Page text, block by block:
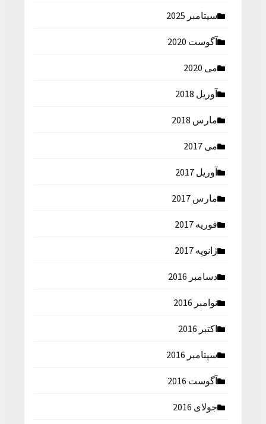
سپتامبر 2025
آگوست 2020
می 2020
آوریل 2018
مارس 2018
می 2017
آوریل 2017
مارس 2017
فوریه 2017
ژانویه 2017
دسامبر 2016
نوامبر 2016
اکتبر 2016
سپتامبر 2016
آگوست 2016
جولای 2016